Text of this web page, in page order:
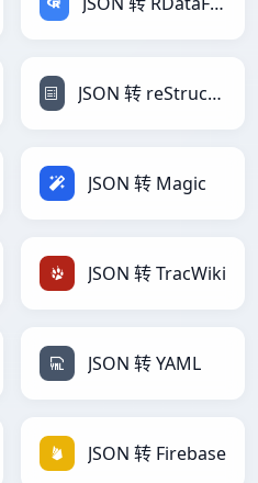
JSON 转 reStructuredText
JSON 转 Magic
JSON 转 TracWiki
JSON 转 YAML
JSON 转 Firebase